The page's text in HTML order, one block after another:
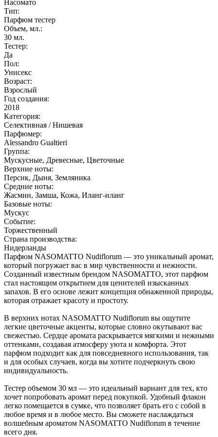
Насомато
Тип:
Парфюм тестер
Объем, мл.:
30 мл.
Тестер:
Да
Пол:
Унисекс
Возраст:
Взрослый
Год создания:
2018
Категория:
Селективная / Нишевая
Парфюмер:
Alessandro Gualtieri
Группа:
Мускусные, Древесные, Цветочные
Верхние ноты:
Персик, Дыня, Земляника
Средние ноты:
Жасмин, Замша, Кожа, Иланг-иланг
Базовые ноты:
Мускус
Событие:
Торжественный
Страна производства:
Нидерланды
Парфюм NASOMATTO Nudiflorum — это уникальный аромат,
который погружает вас в мир чувственности и нежности.
Созданный известным брендом NASOMATTO, этот парфюм
стал настоящим открытием для ценителей изысканных
запахов. В его основе лежит концепция обнаженной природы,
которая отражает красоту и простоту.
В верхних нотах NASOMATTO Nudiflorum вы ощутите
легкие цветочные акценты, которые словно окутывают вас
свежестью. Сердце аромата раскрывается мягкими и нежными
оттенками, создавая атмосферу уюта и комфорта. Этот
парфюм подходит как для повседневного использования, так
и для особых случаев, когда вы хотите подчеркнуть свою
индивидуальность.
Тестер объемом 30 мл — это идеальный вариант для тех, кто
хочет попробовать аромат перед покупкой. Удобный флакон
легко помещается в сумке, что позволяет брать его с собой в
любое время и в любое место. Вы сможете наслаждаться
волшебным ароматом NASOMATTO Nudiflorum в течение
всего дня.